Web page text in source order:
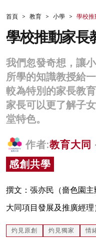
財經
生活
商業
科技
影片
名家榜
灼見活動
首頁 教育 小學 學校推
學校推動家長
我們忽發奇想，讓
所學的知識教授給
較為特別的家長教
家長可以更了解子
堂特色。
作者:教育大同
感創共學
撰文：張亦民（嗇色園
大同項目發展及推廣經
灼見原創 灼見獨家 情